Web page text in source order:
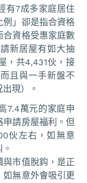
有7成多家庭居住
例」卻是指合資格
合資格受惠家庭數
新居屋有如大抽
，共4,431伙，接
且與一手新盤不
現）。
7.4萬元的家庭申
請房屋福利。但
伙左右，如無意
與市值脫鈎，是正
無意外會吸引更